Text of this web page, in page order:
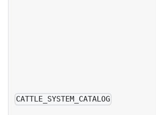
CATTLE_SYSTEM_CATALOG